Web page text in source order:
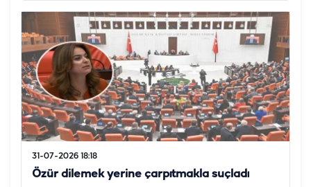
31-07-2026 18:18
Özür dilemek yerine çarpıtmakla suçladı